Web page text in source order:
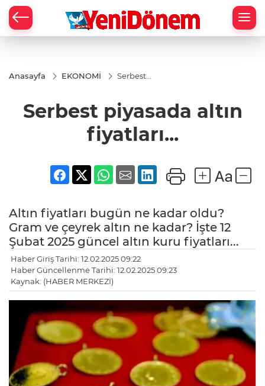
Anasayfa EKONOMİ
Serbest
fiyatları...
Serbest piyasada altın
fiyatları...
Altın fiyatları bugün ne kadar oldu?
Gram ve çeyrek altın ne kadar? İşte 12
Şubat 2025 güncel altın kuru fiyatları...
Haber Giriş Tarihi: 12.02.2025 09:22
Haber Güncellenme Tarihi: 12.02.2025 09:23
Kaynak: (HABER MERKEZİ)